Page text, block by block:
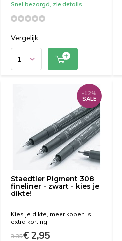
Snel bezorgd, zie details
Vergelijk
Staedtler Pigment 308
fineliner - zwart - kies je
dikte!
-12%
SALE
Kies je dikte, meer kopen is
extra korting!
3,35€ 2,95